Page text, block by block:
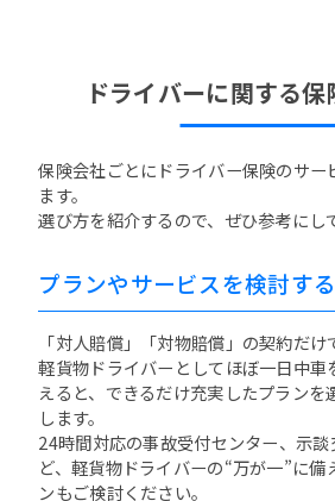
ドライバーに関する
保険会社ごとにドライバー保険のサー
ます。
選び方を紹介するので、ぜひ参考にし
プランやサービスを検討する
「対人賠償」「対物賠償」の契約だけ
軽貨物ドライバーとしてほぼ一日中車
えると、できるだけ充実したプランを
します。
24時間対応の事故受付センター、示
ど、軽貨物ドライバーの“万が一”に備
ンもご検討ください。